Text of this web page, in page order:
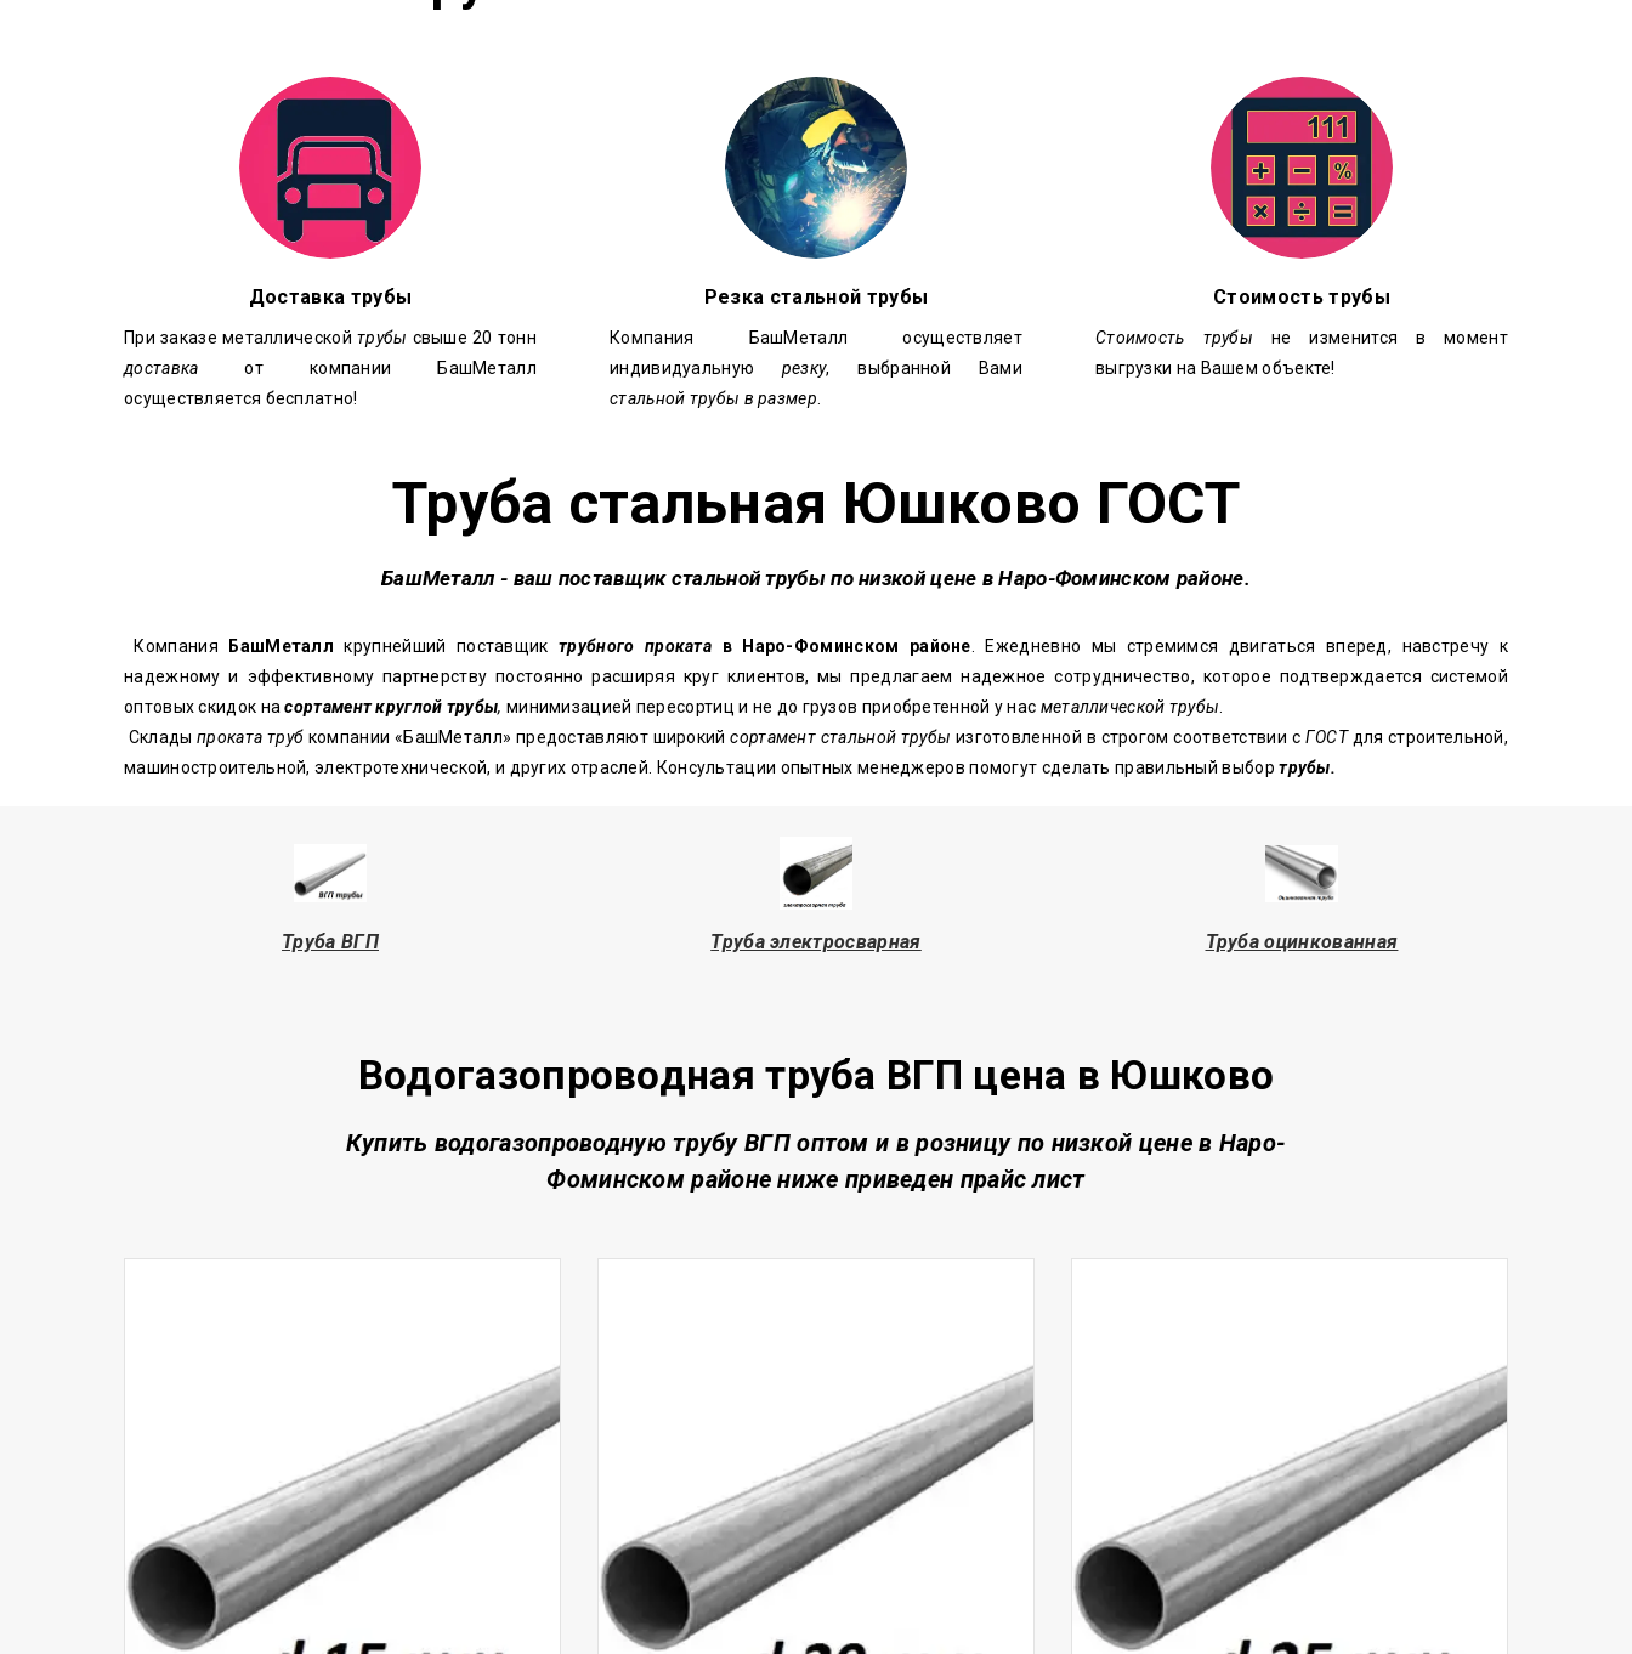
Доставка трубы
При заказе металлической трубы свыше 20 тонн
доставка от компании БашМеталл
осуществляется бесплатно!
Резка стальной трубы
Компания БашМеталл осуществляет
индивидуальную резку, выбранной Вами
стальной трубы в размер
Стоимость трубы
Стоимость трубы не изменится в момент
выгрузки на Вашем объекте!
Труба стальная Юшково ГОСТ
БашМеталл - ваш поставщик стальной трубы по низкой цене в Наро-Фоминском районе.
Компания БашМеталл крупнейший поставщиктрубного проката в Наро-Фоминском районе . Ежедневно мы стремимся двигаться вперед, навстречу к
надежному и эффективному партнерству постоянно расширяя круг клиентов, мы предлагаем надежное сотрудничество, которое подтверждается системой
оптовых скидок насортамент круглой трубы, минимизацией пересортиц и не до грузов приобретенной у нас металлической трубы
Складыпроката труб компании «БашМеталл» предоставляют широкийсортамент стальной трубы изготовленной в строгом соответствии с ГОСТдля строительной,
машиностроительной, электротехнической, и других отраслей. Консультации опытных менеджеров помогут сделать правильный выбортрубы.
Труба ВГП Труба электросварная Труба оцинкованная
Водогазопроводная труба ВГП цена в Юшково
Купить водогазопроводную трубу ВГП оптом и в розницу по низкой ценев Наро-
Фоминском районе ниже приведен прайс лист